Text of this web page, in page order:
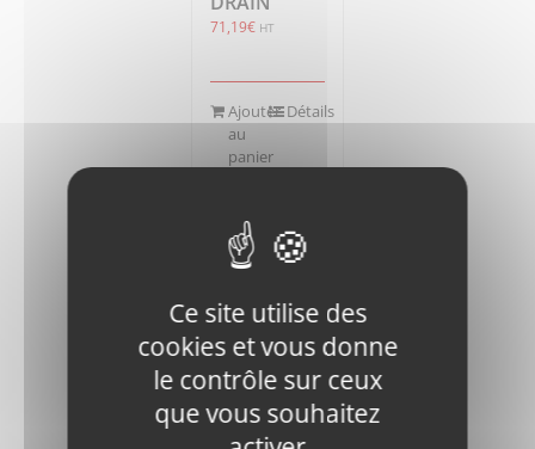
71,19€ HT
Ajouter
au
panier
Détails
RM1200D-
01-1150-
1423-01
CERAM
Ce site utilise des
cookies et vous donne
le contrôle sur ceux
que vous souhaitez